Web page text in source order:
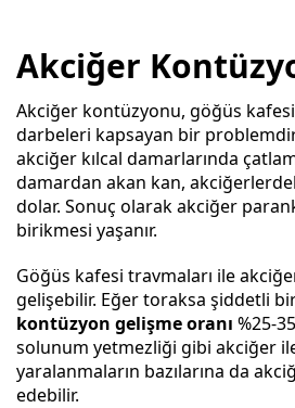
Akciğer
Akciğer kontüzyonu, göğüs
darbeleri kapsayan bir
akciğer kılcal damarlarında
damardan akan kan,
dolar. Sonuç olarak akciğer
birikmesi yaşanır.
Göğüs kafesi travmaları ile
gelişebilir. Eğer toraksa şiddetli
kontüzyon gelişme oranı %25-
solunum yetmezliği gibi akciğer
yaralanmaların bazılarına da
edebilir.